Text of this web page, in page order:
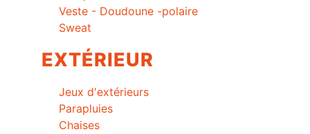
Veste - Doudoune -polaire
Sweat
EXTÉRIEUR
Jeux d'extérieurs
Parapluies
Chaises